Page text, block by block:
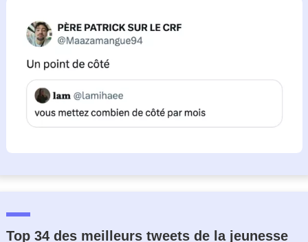
Top 34 des meilleurs tweets de la jeunesse